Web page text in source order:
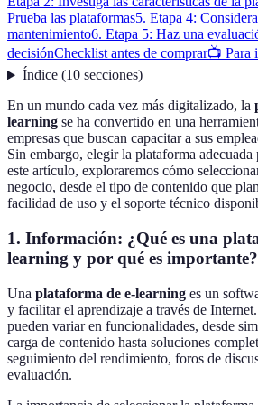
Prueba las plataformas5. Etapa 4:
mantenimiento6. Etapa 5: Haz una
decisiónChecklist antes de comprar📺 Para
Índice(10 secciones)
En un mundo cada vez más digitalizado, la
learning se ha convertido en una
empresas que buscan capacitar a sus
Sin embargo, elegir la plataforma adecuada
este artículo, exploraremos cómo
negocio, desde el tipo de contenido que
facilidad de uso y el soporte técnico
1. Información: ¿Qué es una
learning y por qué es importante?
Una plataforma de e-learning es un
y facilitar el aprendizaje a través de
pueden variar en funcionalidades, desde
carga de contenido hasta soluciones
seguimiento del rendimiento, foros de
evaluación.